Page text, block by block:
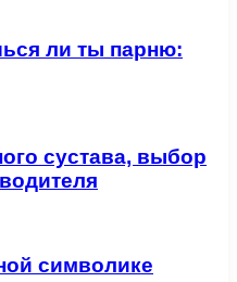
ли ты парню:
сустава, выбор
символике